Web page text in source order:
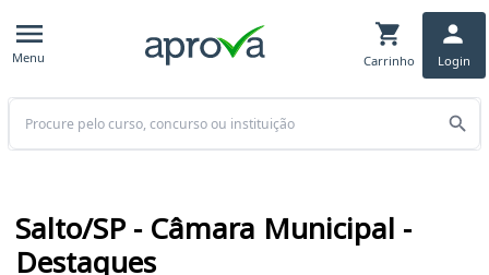
Menu Carrinho Login
Buscar
Salto/SP - Câmara Municipal -
Destaques